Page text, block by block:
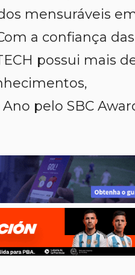
mensuráveis
a confiança das
possui mais
pelo SBC